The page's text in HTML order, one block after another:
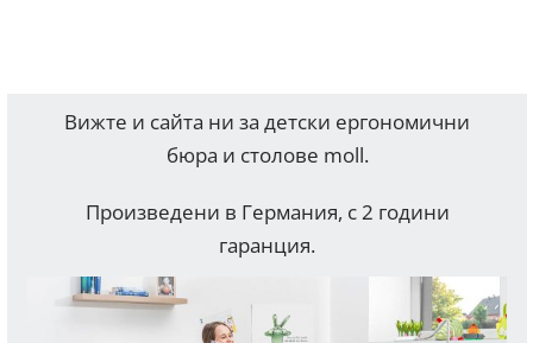
Вижте и сайта ни за детски ергономични
бюра и столове moll.
Произведени в Германия, с 2 години
гаранция.